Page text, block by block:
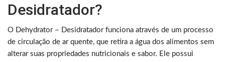
Desidratador?
O Dehydrator – Desidratador funciona através de um processo
de circulação de ar quente, que retira a água dos alimentos sem
alterar suas propriedades nutricionais e sabor. Ele possui